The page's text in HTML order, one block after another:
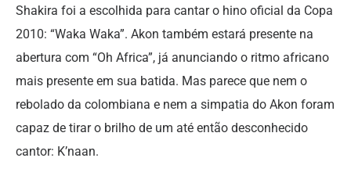
Shakira foi a escolhida para cantar o hino oficial da Copa
2010: “Waka Waka”. Akon também estará presente na
abertura com “Oh Africa”, já anunciando o ritmo africano
mais presente em sua batida. Mas parece que nem o
rebolado da colombiana e nem a simpatia do Akon foram
capaz de tirar o brilho de um até então desconhecido
cantor: K’naan.